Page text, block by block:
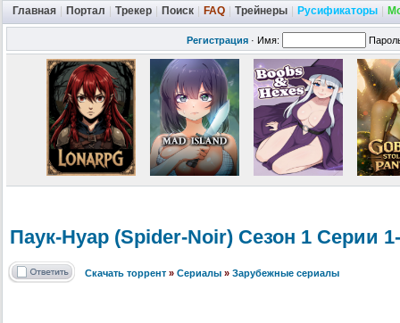
Главная Портал Трекер Поиск FAQ Трейнеры Русификаторы
Регистрация · Имя:
Паук-Нуар (Spider-Noir) Сезон 1 Серии
Скачать торрент » Сериалы » Зарубежные сериалы